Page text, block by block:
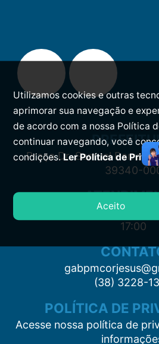
Praça Dr. Samuel Barreto,
39340-
Segunda à Sexta: 7:00 às
17:00
(38) 3228-
POLÍTICA DE
Acesse nossa política de
Utilizamos cookies e outras
aprimorar sua navegação e
de acordo com a nossa Política
continuar navegando, você
condições.Ler Política de
Aceito